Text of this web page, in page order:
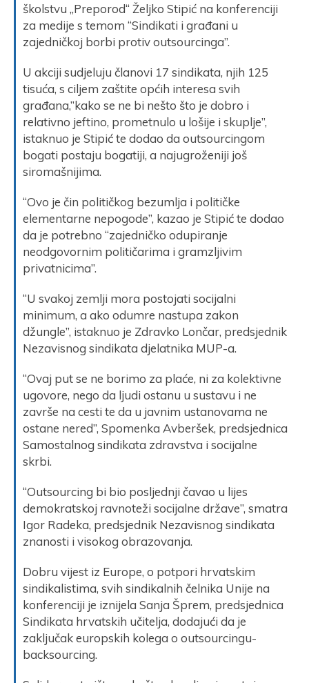
školstvu „Preporod“ Željko Stipić na konferenciji
za medije s temom “Sindikati i građani u
zajedničkoj borbi protiv outsourcinga”.
U akciji sudjeluju članovi 17 sindikata, njih 125
tisuća, s ciljem zaštite općih interesa svih
građana,”kako se ne bi nešto što je dobro i
relativno jeftino, prometnulo u lošije i skuplje”,
istaknuo je Stipić te dodao da outsourcingom
bogati postaju bogatiji, a najugroženiji još
siromašnijima.
“Ovo je čin političkog bezumlja i političke
elementarne nepogode”, kazao je Stipić te dodao
da je potrebno “zajedničko odupiranje
neodgovornim političarima i gramzljivim
privatnicima”.
“U svakoj zemlji mora postojati socijalni
minimum, a ako odumre nastupa zakon
džungle”, istaknuo je Zdravko Lončar, predsjednik
Nezavisnog sindikata djelatnika MUP-a.
“Ovaj put se ne borimo za plaće, ni za kolektivne
ugovore, nego da ljudi ostanu u sustavu i ne
završe na cesti te da u javnim ustanovama ne
ostane nered”, Spomenka Avberšek, predsjednica
Samostalnog sindikata zdravstva i socijalne
skrbi.
“Outsourcing bi bio posljednji čavao u lijes
demokratskoj ravnoteži socijalne države”, smatra
Igor Radeka, predsjednik Nezavisnog sindikata
znanosti i visokog obrazovanja.
Dobru vijest iz Europe, o potpori hrvatskim
sindikalistima, svih sindikalnih čelnika Unije na
konferenciji je iznijela Sanja Šprem, predsjednica
Sindikata hrvatskih učitelja, dodajući da je
zaključak europskih kolega o outsourcingu-
backsourcing.